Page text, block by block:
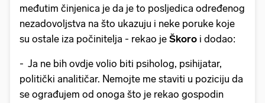
međutim činjenica je da je to posljedica određenog
nezadovoljstva na što ukazuju i neke poruke koje
su ostale iza počinitelja - rekao je Škoro i dodao:
- Ja ne bih ovdje volio biti psiholog, psihijatar,
politički analitičar. Nemojte me staviti u poziciju da
se ograđujem od onoga što je rekao gospodin